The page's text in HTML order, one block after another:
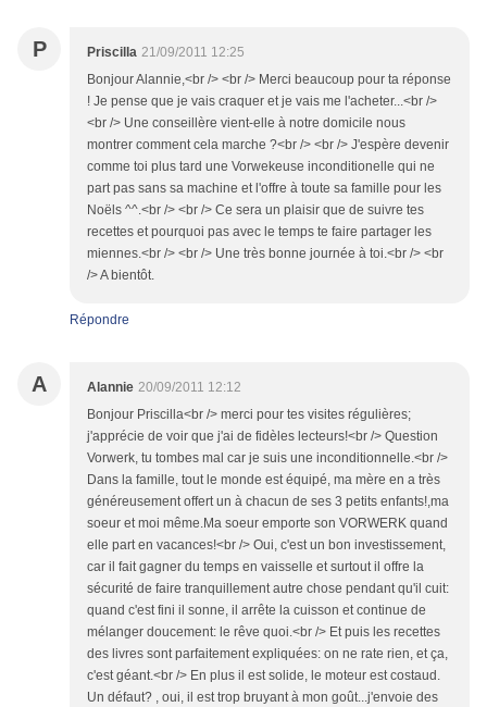
P Priscilla 21/09/2011 12:25
Bonjour Alannie,<br /> <br /> Merci beaucoup pour ta réponse
! Je pense que je vais craquer et je vais me l'acheter...<br />
<br /> Une conseillère vient-elle à notre domicile nous
montrer comment cela marche ?<br /> <br /> J'espère devenir
comme toi plus tard une Vorwekeuse inconditionelle qui ne
part pas sans sa machine et l'offre à toute sa famille pour les
Noëls ^^.<br /> <br /> Ce sera un plaisir que de suivre tes
recettes et pourquoi pas avec le temps te faire partager les
miennes.<br /> <br /> Une très bonne journée à toi.<br /> <br
/> A bientôt.
Répondre
A Alannie 20/09/2011 12:12
Bonjour Priscilla<br /> merci pour tes visites régulières;
j'apprécie de voir que j'ai de fidèles lecteurs!<br /> Question
Vorwerk, tu tombes mal car je suis une inconditionnelle.<br />
Dans la famille, tout le monde est équipé, ma mère en a très
généreusement offert un à chacun de ses 3 petits enfants!,ma
soeur et moi même.Ma soeur emporte son VORWERK quand
elle part en vacances!<br /> Oui, c'est un bon investissement,
car il fait gagner du temps en vaisselle et surtout il offre la
sécurité de faire tranquillement autre chose pendant qu'il cuit:
quand c'est fini il sonne, il arrête la cuisson et continue de
mélanger doucement: le rêve quoi.<br /> Et puis les recettes
des livres sont parfaitement expliquées: on ne rate rien, et ça,
c'est géant.<br /> En plus il est solide, le moteur est costaud.
Un défaut? , oui, il est trop bruyant à mon goût...j'envoie des